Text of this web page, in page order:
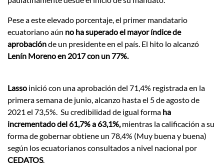
Pese a este elevado porcentaje, el primer mandatario
ecuatoriano aún no ha superado el mayor índice de
aprobaciónde un presidente en el país. El hito lo alcanzó
Lenín Moreno en 2017 con un 77%.
Lasso inició con una aprobación del 71,4% registrada en la
primera semana de junio, alcanzo hasta el 5 de agosto de
2021 el 73,5%. Su credibilidad de igual forma ha
incrementado del 61,7% a 63,1%, mientras la calificación a su
forma de gobernar obtiene un 78,4% (Muy buena y buena)
según los ecuatorianos consultados a nivel nacional por
CEDATOS.